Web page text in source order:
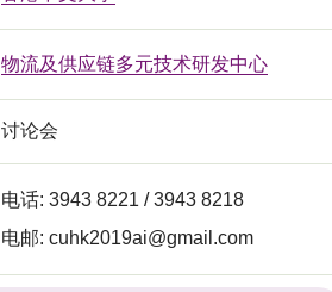
物流及供应链多元技术研发中心
讨论会
电话: 3943 8221 / 3943 8218
电邮: cuhk2019ai@gmail.com